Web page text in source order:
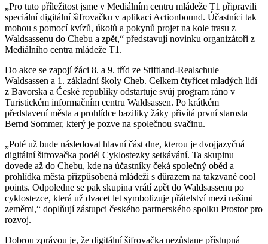
„Pro tuto příležitost jsme v Mediálním centru mládeže T1 připravili
speciální digitální šifrovačku v aplikaci Actionbound. Účastníci tak
mohou s pomocí kvízů, úkolů a pokynů projet na kole trasu z
Waldsassenu do Chebu a zpět,“ představují novinku organizátoři z
Mediálního centra mládeže T1.
Do akce se zapojí žáci 8. a 9. tříd ze Stiftland‑Realschule
Waldsassen a 1. základní školy Cheb. Celkem čtyřicet mladých lidí
z Bavorska a České republiky odstartuje svůj program ráno v
Turistickém informačním centru Waldsassen. Po krátkém
představení města a prohlídce baziliky žáky přivítá první starosta
Bernd Sommer, který je pozve na společnou svačinu.
„Poté už bude následovat hlavní část dne, kterou je dvojjazyčná
digitální šifrovačka podél Cyklostezky setkávání. Ta skupinu
dovede až do Chebu, kde na účastníky čeká společný oběd a
prohlídka města přizpůsobená mládeži s důrazem na takzvané cool
points. Odpoledne se pak skupina vrátí zpět do Waldsassenu po
cyklostezce, která už dvacet let symbolizuje přátelství mezi našimi
zeměmi,“ doplňují zástupci českého partnerského spolku Prostor pro
rozvoj.
Dobrou zprávou je, že digitální šifrovačka nezůstane přístupná